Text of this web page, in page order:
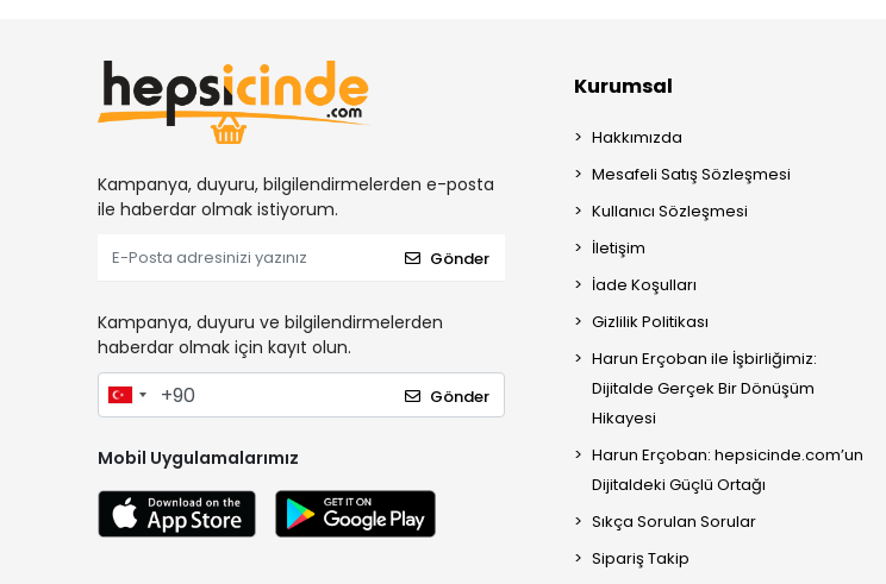
Kampanya, duyuru, bilgilendirmelerden e-posta
ile haberdar olmak istiyorum.
Gönder
Kampanya, duyuru ve bilgilendirmelerden
haberdar olmak için kayıt olun.
Gönder
Mobil Uygulamalarımız
Kurumsal
Hakkımızda
Mesafeli Satış Sözleşmesi
Kullanıcı Sözleşmesi
İletişim
İade Koşulları
Gizlilik Politikası
Harun Erçoban ile İşbirliğimiz:
Dijitalde Gerçek Bir Dönüşüm
Hikayesi
Harun Erçoban: hepsicinde.com’un
Dijitaldeki Güçlü Ortağı
Sıkça Sorulan Sorular
Sipariş Takip